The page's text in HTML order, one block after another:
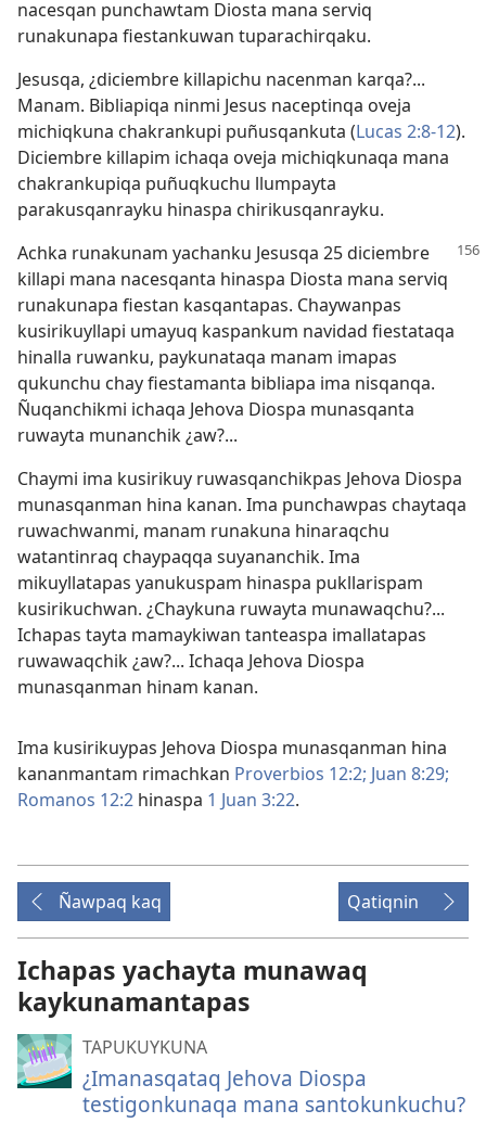
nacesqan punchawtam Diosta mana serviq
runakunapa fiestankuwan tuparachirqaku.
Jesusqa, ¿diciembre killapichu nacenman karqa?...
Manam. Bibliapiqa ninmi Jesus naceptinqa oveja
michiqkuna chakrankupi puñusqankuta (Lucas 2:8-12).
Diciembre killapim ichaqa oveja michiqkunaqa mana
chakrankupiqa puñuqkuchu llumpayta
parakusqanrayku hinaspa chirikusqanrayku.
Achka runakunam yachanku Jesusqa 25 diciembre
killapi mana nacesqanta hinaspa Diosta mana serviq
runakunapa fiestan kasqantapas. Chaywanpas
kusirikuyllapi umayuq kaspankum navidad fiestataqa
hinalla ruwanku, paykunataqa manam imapas
qukunchu chay fiestamanta bibliapa ima nisqanqa.
Ñuqanchikmi ichaqa Jehova Diospa munasqanta
ruwayta munanchik ¿aw?...
Chaymi ima kusirikuy ruwasqanchikpas Jehova Diospa
munasqanman hina kanan. Ima punchawpas chaytaqa
ruwachwanmi, manam runakuna hinaraqchu
watantinraq chaypaqqa suyananchik. Ima
mikuyllatapas yanukuspam hinaspa pukllarispam
kusirikuchwan. ¿Chaykuna ruwayta munawaqchu?...
Ichapas tayta mamaykiwan tanteaspa imallatapas
ruwawaqchik ¿aw?... Ichaqa Jehova Diospa
munasqanman hinam kanan.
Ima kusirikuypas Jehova Diospa munasqanman hina
kananmantam rimachkan Proverbios 12:2; Juan 8:29;
Romanos 12:2 hinaspa 1 Juan 3:22.
Ñawpaq kaq Qatiqnin
Ichapas yachayta munawaq
kaykunamantapas
TAPUKUYKUNA
¿Imanasqataq Jehova Diospa
testigonkunaqa mana santokunkuchu?